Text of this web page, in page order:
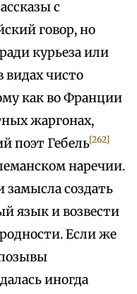
с
говор, но
курьеза или
видах чисто
как во Франции
жаргонах,
поэт Гебель[262]
наречии.
создать
язык и возвести
Если же
иногда